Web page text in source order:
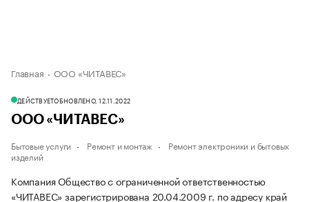
Главная ООО «ЧИТАВЕС»
ДЕЙСТВУЕТОБНОВЛЕНО, 12.11.2022
ООО «ЧИТАВЕС»
Бытовые услуги Ремонт и монтаж
Ремонт электроники и бытовых
изделий
Компания Общество с ограниченной ответственностью
«ЧИТАВЕС» зарегистрирована 20.04.2009 г. по адресу край